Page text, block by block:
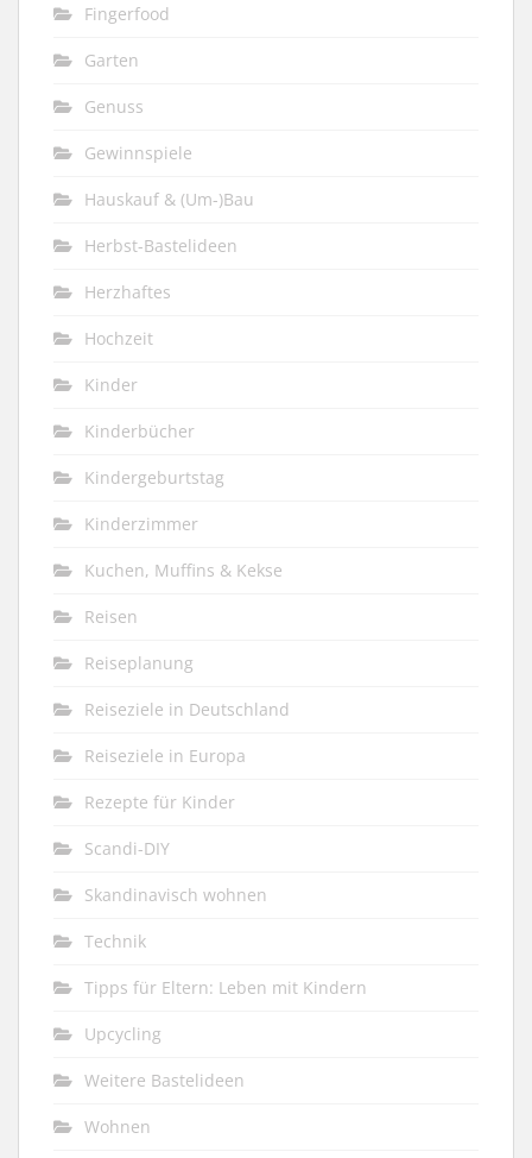
Fingerfood
Garten
Genuss
Gewinnspiele
Hauskauf & (Um-)Bau
Herbst-Bastelideen
Herzhaftes
Hochzeit
Kinder
Kinderbücher
Kindergeburtstag
Kinderzimmer
Kuchen, Muffins & Kekse
Reisen
Reiseplanung
Reiseziele in Deutschland
Reiseziele in Europa
Rezepte für Kinder
Scandi-DIY
Skandinavisch wohnen
Technik
Tipps für Eltern: Leben mit Kindern
Upcycling
Weitere Bastelideen
Wohnen